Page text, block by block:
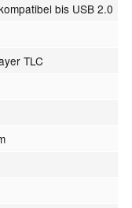
bis USB 2.0
TLC